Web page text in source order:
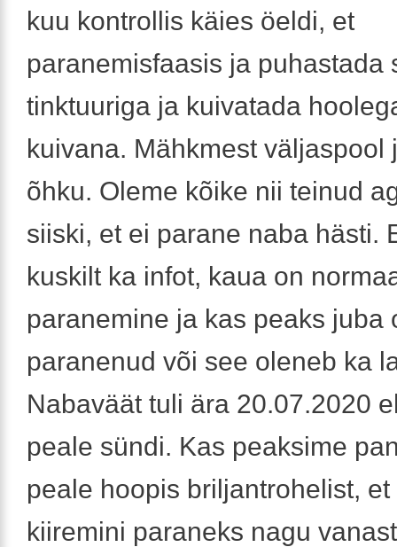
kuu kontrollis käies öeldi, et
paranemisfaasis ja puhastada
tinktuuriga ja kuivatada
kuivana. Mähkmest väljaspool
õhku. Oleme kõike nii teinud
siiski, et ei parane naba hästi.
kuskilt ka infot, kaua on
paranemine ja kas peaks juba
paranenud või see oleneb ka
Nabaväät tuli ära 20.07.2020
peale sündi. Kas peaksime
peale hoopis briljantrohelist, et
kiiremini paraneks nagu